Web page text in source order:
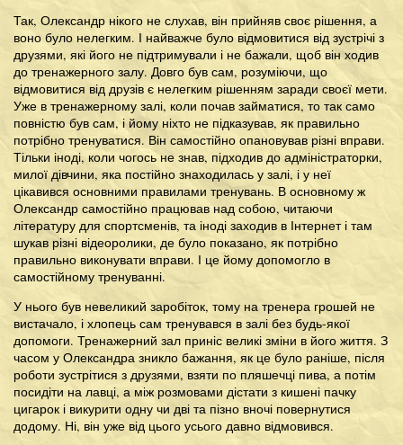
Так, Олександр нікого не слухав, він прийняв своє рішення, а
воно було нелегким. І найважче було відмовитися від зустрічі з
друзями, які його не підтримували і не бажали, щоб він ходив
до тренажерного залу. Довго був сам, розуміючи, що
відмовитися від друзів є нелегким рішенням заради своєї мети.
Уже в тренажерному залі, коли почав займатися, то так само
повністю був сам, і йому ніхто не підказував, як правильно
потрібно тренуватися. Він самостійно опановував різні вправи.
Тільки іноді, коли чогось не знав, підходив до адміністраторки,
милої дівчини, яка постійно знаходилась у залі, і у неї
цікавився основними правилами тренувань. В основному ж
Олександр самостійно працював над собою, читаючи
літературу для спортсменів, та іноді заходив в Інтернет і там
шукав різні відеоролики, де було показано, як потрібно
правильно виконувати вправи. І це йому допомогло в
самостійному тренуванні.
У нього був невеликий заробіток, тому на тренера грошей не
вистачало, і хлопець сам тренувався в залі без будь-якої
допомоги. Тренажерний зал приніс великі зміни в його життя. З
часом у Олександра зникло бажання, як це було раніше, після
роботи зустрітися з друзями, взяти по пляшечці пива, а потім
посидіти на лавці, а між розмовами дістати з кишені пачку
цигарок і викурити одну чи дві та пізно вночі повернутися
додому. Ні, він уже від цього усього давно відмовився.